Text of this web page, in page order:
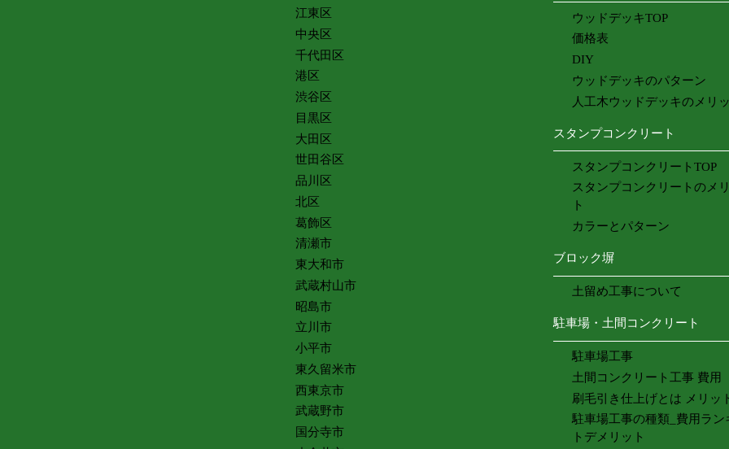
江東区
中央区
千代田区
港区
渋谷区
目黒区
大田区
世田谷区
品川区
北区
葛飾区
清瀬市
東大和市
武蔵村山市
昭島市
立川市
小平市
東久留米市
西東京市
武蔵野市
国分寺市
ウッドデッキTOP
価格表
DIY
ウッドデッキのパターン
人工木ウッドデッキのメリ
スタンプコンクリート
スタンプコンクリートTOP
スタンプコンクリートのメ
ト
カラーとパターン
ブロック塀
土留め工事について
駐車場・土間コンクリート
駐車場工事
土間コンクリート工事 費用
刷毛引き仕上げとは メリッ
駐車場工事の種類_費用ラン
トデメリット